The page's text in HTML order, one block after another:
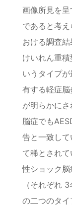
画像所見を
であると考
おける調査結
けいれん重
いうタイプ
有する軽症脳
が明らかに
脳症でも
告と一致し
て稀とされ
性ショック
（それぞれ
の二つのタ